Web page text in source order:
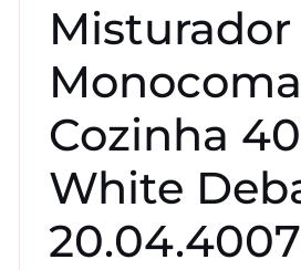
Misturador
Cozinha
White